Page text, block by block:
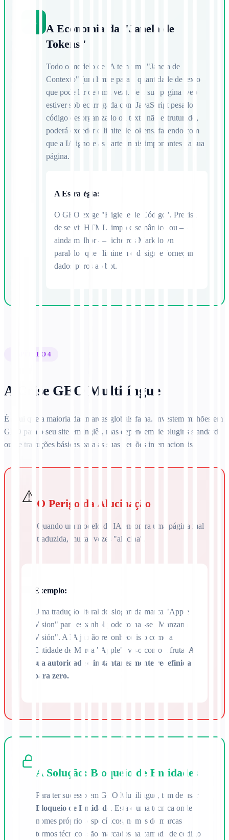
3
A Economia da "Janela de
Tokens"
Todo o modelo de IA tem uma "Janela de
Contexto" (um limite para a quantidade de texto
que pode ler de uma vez). Se a sua página web
estiver sobrecarregada com JavaScript pesado,
código desorganizado ou texto não estruturado,
poderá exceder o limite de tokens, fazendo com
que a IA ignore as partes mais importantes da sua
página.
A Estratégia:
O GEO exige "Higiene de Código". Precisa
de servir HTML limpo e semântico ou —
ainda melhor — ficheiros Markdown
paralelos que eliminem o design e forneçam
dados puros ao bot.
CAPÍTULO 4
A Crise GEO Multilíngue
É aqui que a maioria das marcas globais falha. Investem milhões em
GEO para o seu site em inglês, mas dependem de plugins standard
ou de traduções básicas para as suas versões internacionais.
⚠️ O Perigo da Alucinação
Quando um modelo de IA encontra uma página mal
traduzida, muitas vezes "alucina".
Exemplo:
Uma tradução literal do slogan da marca "Apple
Vision" para espanhol pode tornar-se "Manzana
Visión". A IA já não reconhece isto como a
Entidade de Marca "Apple"; vê-o como a fruta. A
sua autoridade é instantaneamente redefinida
para zero.
A Solução: Bloqueio de Entidades
Para ter sucesso em GEO Multilingue, tem de usar
Bloqueio de Entidade . Esta é uma técnica onde
nomes próprios específicos, nomes de marcas e
termos técnicos são marcados na camada de código